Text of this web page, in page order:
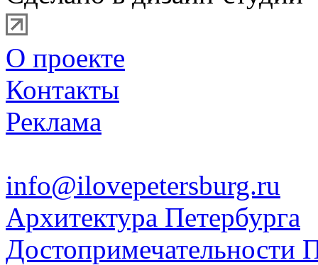
О проекте
Контакты
Реклама
info@ilovepetersburg.ru
Архитектура Петербурга
Достопримечательности